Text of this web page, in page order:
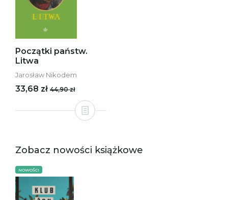
Początki państw.
Litwa
Jarosław Nikodem
33,68 zł 44,90 zł
Zobacz nowości książkowe
NOWOŚCI